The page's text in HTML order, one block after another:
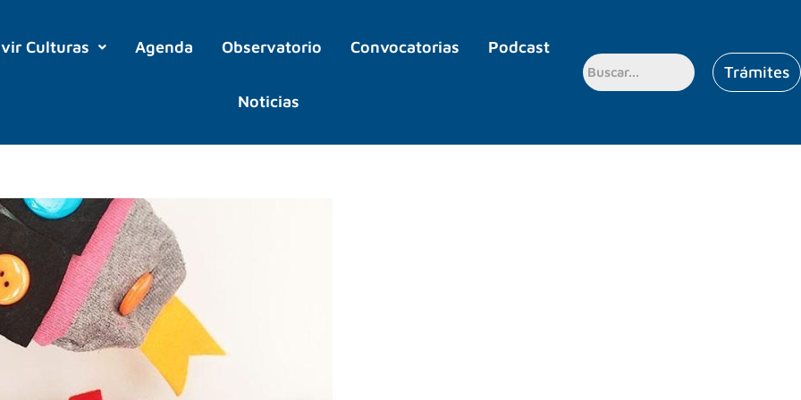
Culturas Agenda Observatorio Convocatorias Podcast
Noticias
Trámites